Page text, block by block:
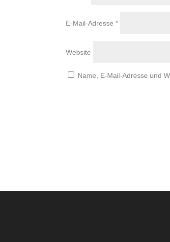
E-Mail-Adresse*
Website
Name, E-Mail-Adresse und